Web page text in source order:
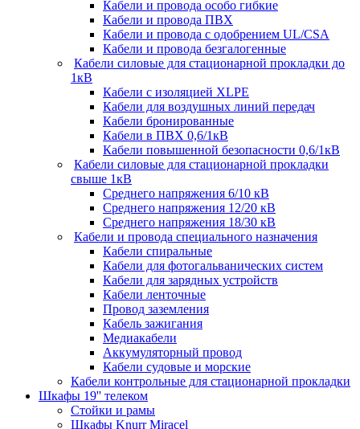
Кабели и провода особо гибкие
Кабели и провода ПВХ
Кабели и провода с одобрением UL/CSA
Кабели и провода безгалогенные
Кабели силовые для стационарной прокладки до
1кВ
Кабели c изоляцией XLPE
Кабели для воздушных линий передач
Кабели бронированные
Кабели в ПВХ 0,6/1кВ
Кабели повышенной безопасности 0,6/1кВ
Кабели силовые для стационарной прокладки
свыше 1кВ
Среднего напряжения 6/10 кВ
Среднего напряжения 12/20 кВ
Среднего напряжения 18/30 кВ
Кабели и провода специального назначения
Кабели спиральные
Кабели для фотогальванических систем
Кабели для зарядных устройств
Кабели ленточные
Провод заземления
Кабель зажигания
Медиакабели
Аккумуляторный провод
Кабели судовые и морские
Кабели контрольные для стационарной прокладки
Шкафы 19'' телеком
Стойки и рамы
Шкафы Knurr Miracel